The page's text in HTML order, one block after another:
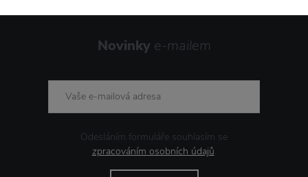
Novinky e-mailem
Odesláním formuláře souhlasím se
zpracováním osobních údajů.